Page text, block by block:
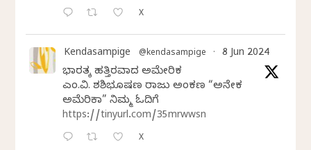
X
Kendasampige @kendasampige · 8 Jun 2024
ಭಾರತಕ್ಕೆ ಹತ್ತಿರವಾದ ಅಮೇರಿಕ
ಎಂ.ವಿ. ಶಶಿಭೂಷಣ ರಾಜು ಅಂಕಣ “ಅನೇಕ
ಅಮೆರಿಕಾ” ನಿಮ್ಮ ಓದಿಗೆ
https://tinyurl.com/35mrwwsn
X